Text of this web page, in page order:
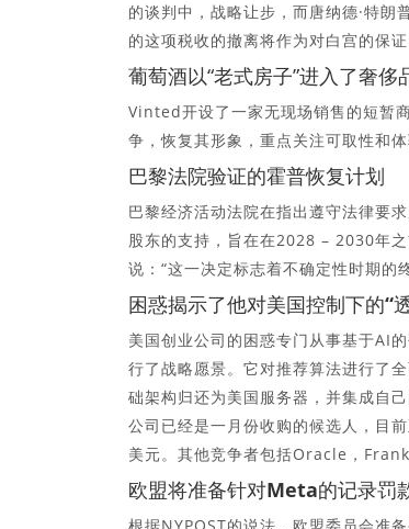
的谈判中，战略让步，而唐纳德·特
的这项税收的撤离将作为对白宫的保
葡萄酒以“老式房子”进入了奢侈
Vinted开设了一家无现场销售的短暂
争，恢复其形象，重点关注可取性和
巴黎法院验证的霍普恢复计划
巴黎经济活动法院在指出遵守法律要
股东的支持，旨在在2028 – 2030年
说：“这一决定标志着不确定性时期的
困惑揭示了他对美国控制下的
美国创业公司的困惑专门从事基于AI
行了战略愿景。它对推荐算法进行了
础架构归还为美国服务器，并集成自
公司已经是一月份收购的候选人，目
美元。其他竞争者包括Oracle，
欧盟将准备针对Meta的记录罚